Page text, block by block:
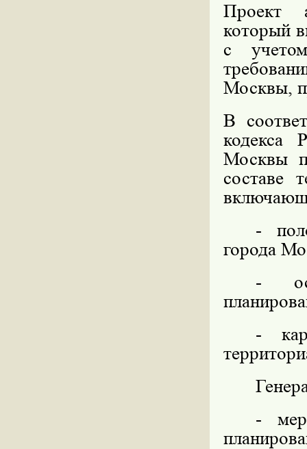
Проект
который
с
Москвы,
В
кодекса
Москвы
составе
-
города
-
-
-